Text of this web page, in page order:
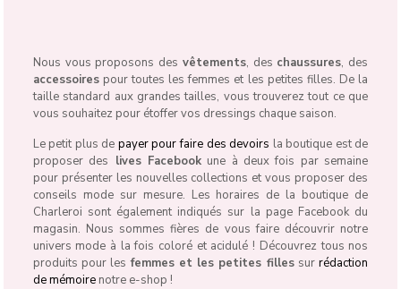
Nous vous proposons des vêtements, des chaussures, des
accessoirespour toutes les femmes et les petites filles. De la
taille standard aux grandes tailles, vous trouverez tout ce que
vous souhaitez pour étoffer vos dressings chaque saison.
Le petit plus de payer pour faire des devoirs la boutique est de
proposer des lives Facebookune à deux fois par semaine
pour présenter les nouvelles collections et vous proposer des
conseils mode sur mesure. Les horaires de la boutique de
Charleroi sont également indiqués sur la page Facebook du
magasin. Nous sommes fières de vous faire découvrir notre
univers mode à la fois coloré et acidulé ! Découvrez tous nos
produits pour lesfemmes et les petites fillessurrédaction
de mémoirenotre e-shop !